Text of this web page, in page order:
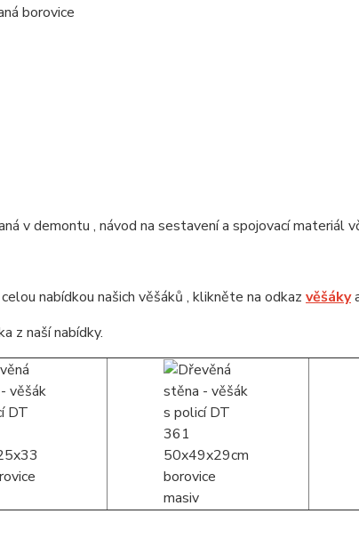
borovice
v demontu , návod na sestavení a spojovací materiál
nabídkou našich věšáků , klikněte na odkaz věšáky
z naší nabídky.